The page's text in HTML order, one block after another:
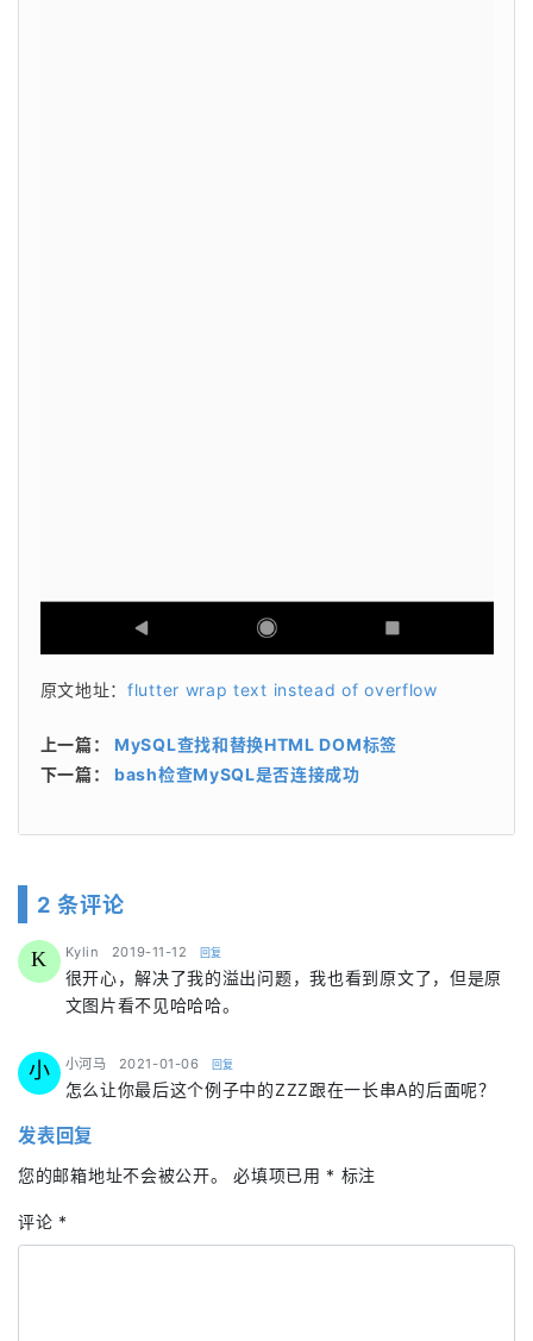
原文地址： flutter wrap text instead of overflow
上一篇： MySQL查找和替换HTML DOM标签
下一篇： bash检查MySQL是否连接成功
2 条评论
K Kylin says:
2019-11-12 回复
很开心，解决了我的溢出问题，我也看到原文了，但是原
文图片看不见哈哈哈。
小 小河马 says:
2021-01-06 回复
怎么让你最后这个例子中的ZZZ跟在一长串A的后面呢？
发表回复
您的邮箱地址不会被公开。 必填项已用 * 标注
评论 *